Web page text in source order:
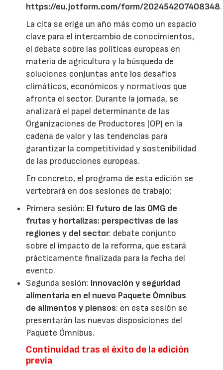
https://eu.jotform.com/form/202454207408348.
La cita se erige un año más como un espacio
clave para el intercambio de conocimientos,
el debate sobre las políticas europeas en
materia de agricultura y la búsqueda de
soluciones conjuntas ante los desafíos
climáticos, económicos y normativos que
afronta el sector. Durante la jornada, se
analizará el papel determinante de las
Organizaciones de Productores (OP) en la
cadena de valor y las tendencias para
garantizar la competitividad y sostenibilidad
de las producciones europeas.
En concreto, el programa de esta edición se
vertebrará en dos sesiones de trabajo:
Primera sesión: El futuro de las OMG de
frutas y hortalizas: perspectivas de las
regiones y del sector: debate conjunto
sobre el impacto de la reforma, que estará
prácticamente finalizada para la fecha del
evento.
Segunda sesión: Innovación y seguridad
alimentaria en el nuevo Paquete Ómnibus
de alimentos y piensos: en esta sesión se
presentarán las nuevas disposiciones del
Paquete Ómnibus.
Continuidad tras el éxito de la edición
previa